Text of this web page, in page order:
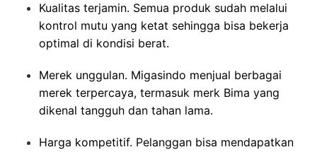
Kualitas terjamin. Semua produk sudah melalui
kontrol mutu yang ketat sehingga bisa bekerja
optimal di kondisi berat.
Merek unggulan. Migasindo menjual berbagai
merek terpercaya, termasuk merk Bima yang
dikenal tangguh dan tahan lama.
Harga kompetitif. Pelanggan bisa mendapatkan